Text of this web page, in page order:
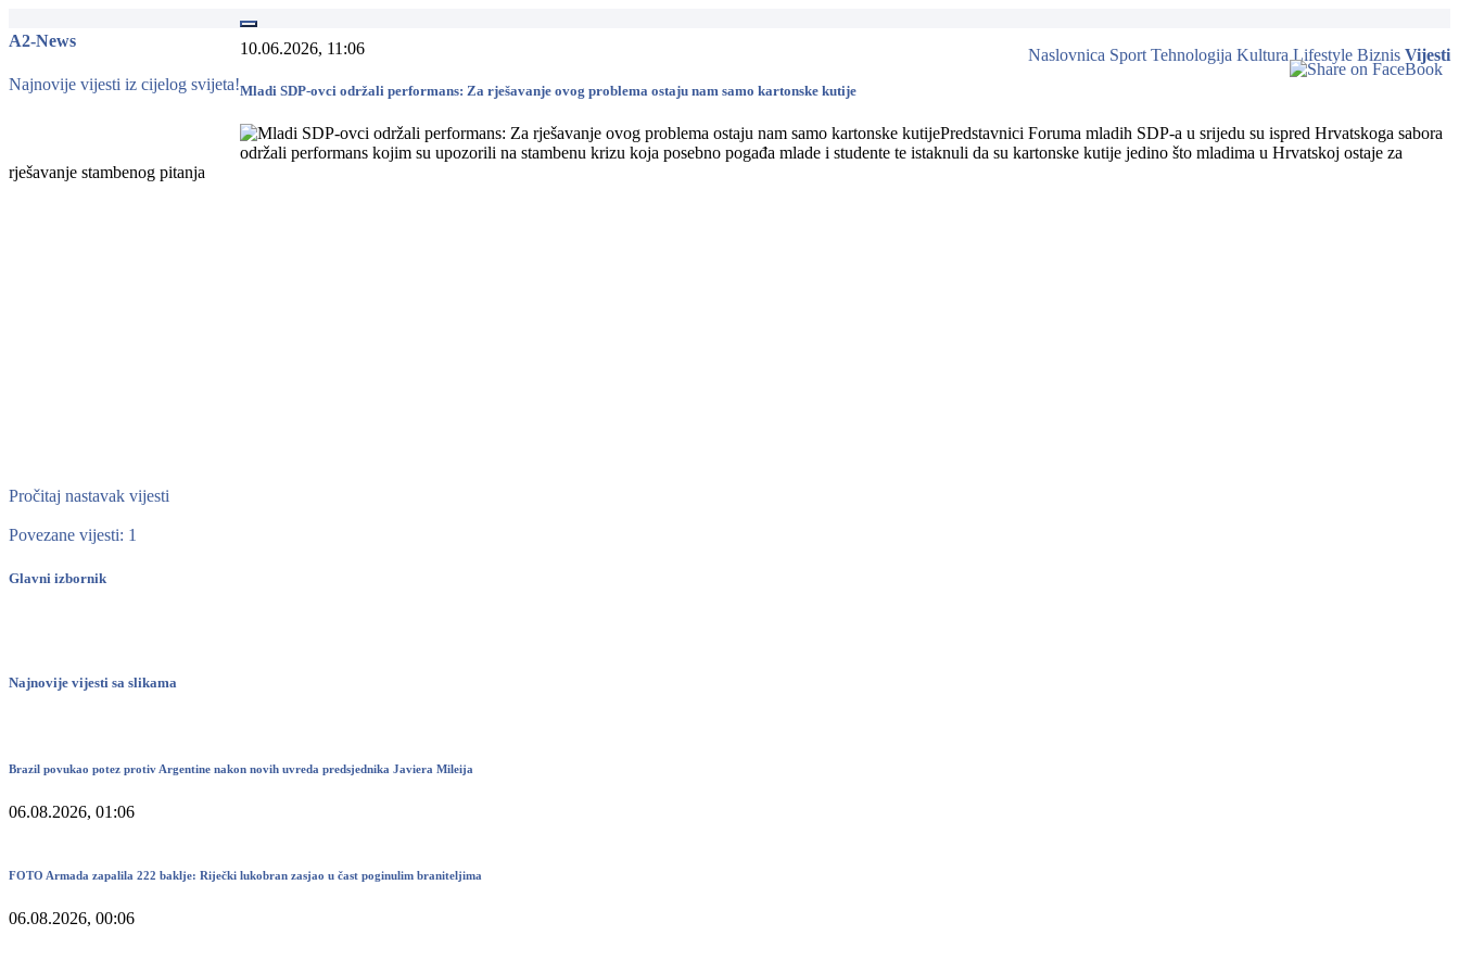
A2-News
Najnovije vijesti iz cijelog svijeta!
Naslovnica Sport Tehnologija Kultura Lifestyle Biznis Vijesti
10.06.2026, 11:06
Mladi SDP-ovci održali performans: Za rješavanje ovog problema ostaju nam samo kartonske kutije
Predstavnici Foruma mladih SDP-a u srijedu su ispred Hrvatskoga sabora
održali performans kojim su upozorili na stambenu krizu koja posebno pogađa mlade i studente te istaknuli da su kartonske kutije jedino što mladima u Hrvatskoj ostaje za
rješavanje stambenog pitanja
Pročitaj nastavak vijesti
Povezane vijesti: 1
Glavni izbornik
Najnovije vijesti sa slikama
Brazil povukao potez protiv Argentine nakon novih uvreda predsjednika Javiera Mileija
06.08.2026, 01:06
FOTO Armada zapalila 222 baklje: Riječki lukobran zasjao u čast poginulim braniteljima
06.08.2026, 00:06